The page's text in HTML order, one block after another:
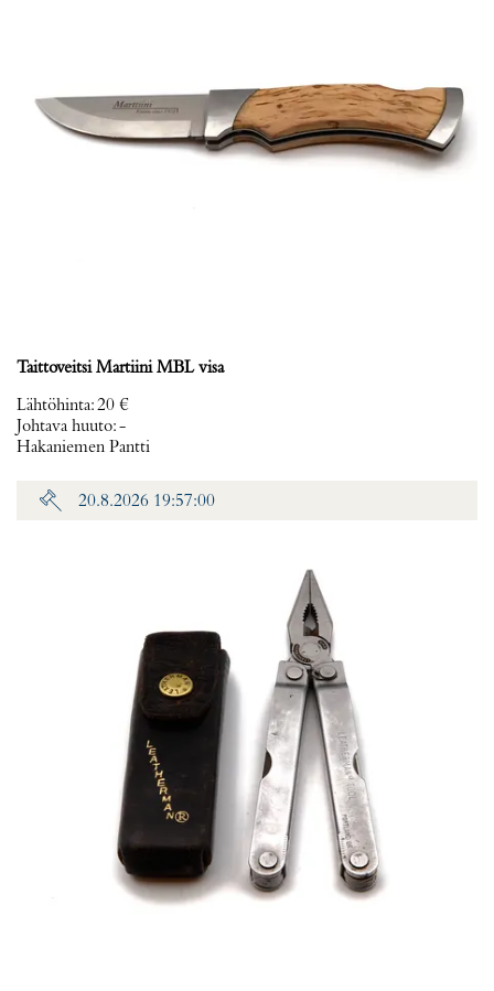
Taittoveitsi Martiini MBL visa
Lähtöhinta:20 €
Johtava huuto:-
Hakaniemen Pantti
20.8.2026 19:57:00